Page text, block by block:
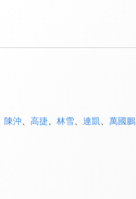
陳沖 高捷 林雪 連凱 萬國鵬